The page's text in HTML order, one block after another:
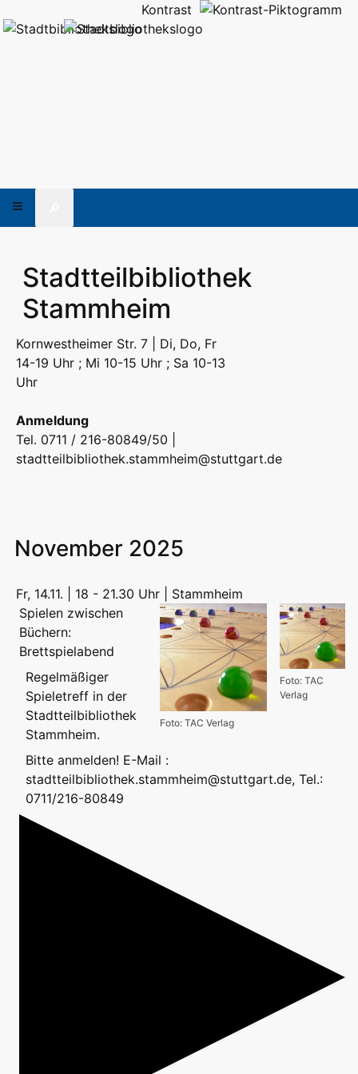
Kontrast
Stadtteilbibliothek
Stammheim
Kornwestheimer Str. 7 | Di, Do, Fr
14-19 Uhr ; Mi 10-15 Uhr ; Sa 10-13
Uhr
Anmeldung
Tel. 0711 / 216-80849/50 |
stadtteilbibliothek.stammheim@stuttgart.de
November 2025
Fr, 14.11. | 18 - 21.30 Uhr | Stammheim
Foto: TAC
Verlag
Foto: TAC Verlag
Spielen zwischen
Büchern:
Brettspielabend
Regelmäßiger
Spieletreff in der
Stadtteilbibliothek
Stammheim.
Bitte anmelden! E-Mail :
stadtteilbibliothek.stammheim@stuttgart.de, Tel.:
0711/216-80849